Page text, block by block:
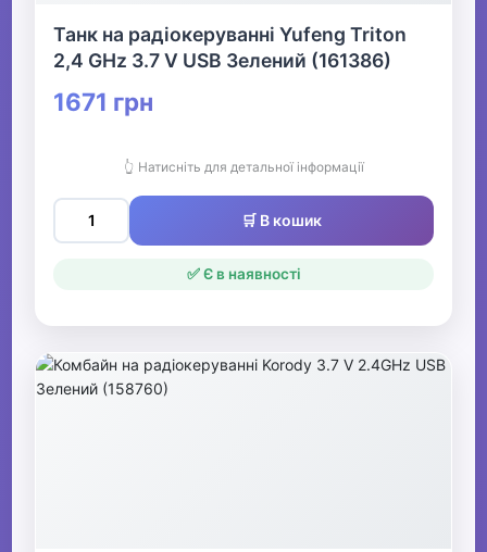
Танк на радіокеруванні Yufeng Triton
2,4 GHz 3.7 V USB Зелений (161386)
1671 грн
👆 Натисніть для детальної інформації
🛒 В кошик
✅ Є в наявності